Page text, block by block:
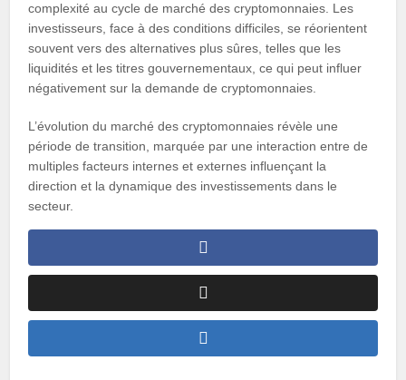
complexité au cycle de marché des cryptomonnaies. Les
investisseurs, face à des conditions difficiles, se réorientent
souvent vers des alternatives plus sûres, telles que les
liquidités et les titres gouvernementaux, ce qui peut influer
négativement sur la demande de cryptomonnaies.
L’évolution du marché des cryptomonnaies révèle une
période de transition, marquée par une interaction entre de
multiples facteurs internes et externes influençant la
direction et la dynamique des investissements dans le
secteur.